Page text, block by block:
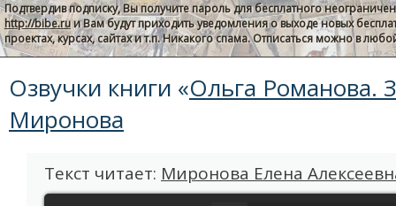
Подтвердив подписку, Вы получите пароль для бесплатного
http://bibe.ruи Вам будут приходить уведомления о выходе новых
проектах, курсах, сайтах и т.п. Никакого спама. Отписаться можно в
Озвучки книги «Ольга Романова.
Миронова
Текст читает: Миронова Елена